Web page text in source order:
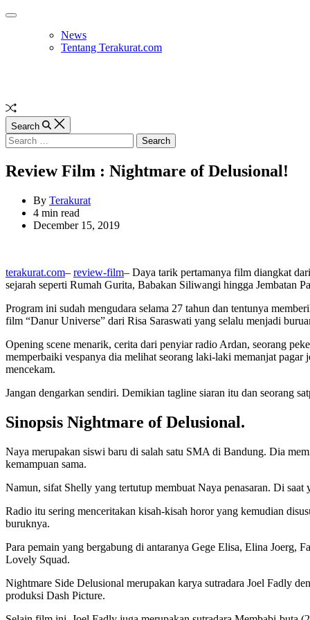
Skip
Off
News
Tentang Terakurat.com
Random
Article
Search
Search
for:
Review Film : Nightmare of Delusional!
By Terakurat
Estimated
read
4 min read
December 15, 2019
terakurat.com– review-film– Daya tarik pertamanya film diangkat
sejarah seperti Rumah Gurita, Babakan Siliwangi hingga Jembatan
Program ini sudah mengudara selama 27 tahun dan tentunya
film “Danur Universe” dari Risa Saraswati yang selalu menjadi
Opening scene menarik, cerita dari penyiar radio Ardan, seorang
memperbaiki vespanya dia melihat seorang laki-laki memanjat
mencekam.
Jangan dengarkan sendiri. Demikian tagline siaran itu dan seorang
Sinopsis Nightmare of Delusional.
Naya merupakan siswi baru di salah satu SMA di Bandung. Dia
kemampuan sama.
Namun, sifat Shelly yang tertutup membuat Naya penasaran. Di
Radio itu sering menceritakan kisah-kisah horor yang kemudian
buruknya.
Para pemain yang bergabung di antaranya Gege Elisa, Elina
Lovely Squad.
Nightmare Side Delusional merupakan karya sutradara Joel Fadly
produksi Dash Picture.